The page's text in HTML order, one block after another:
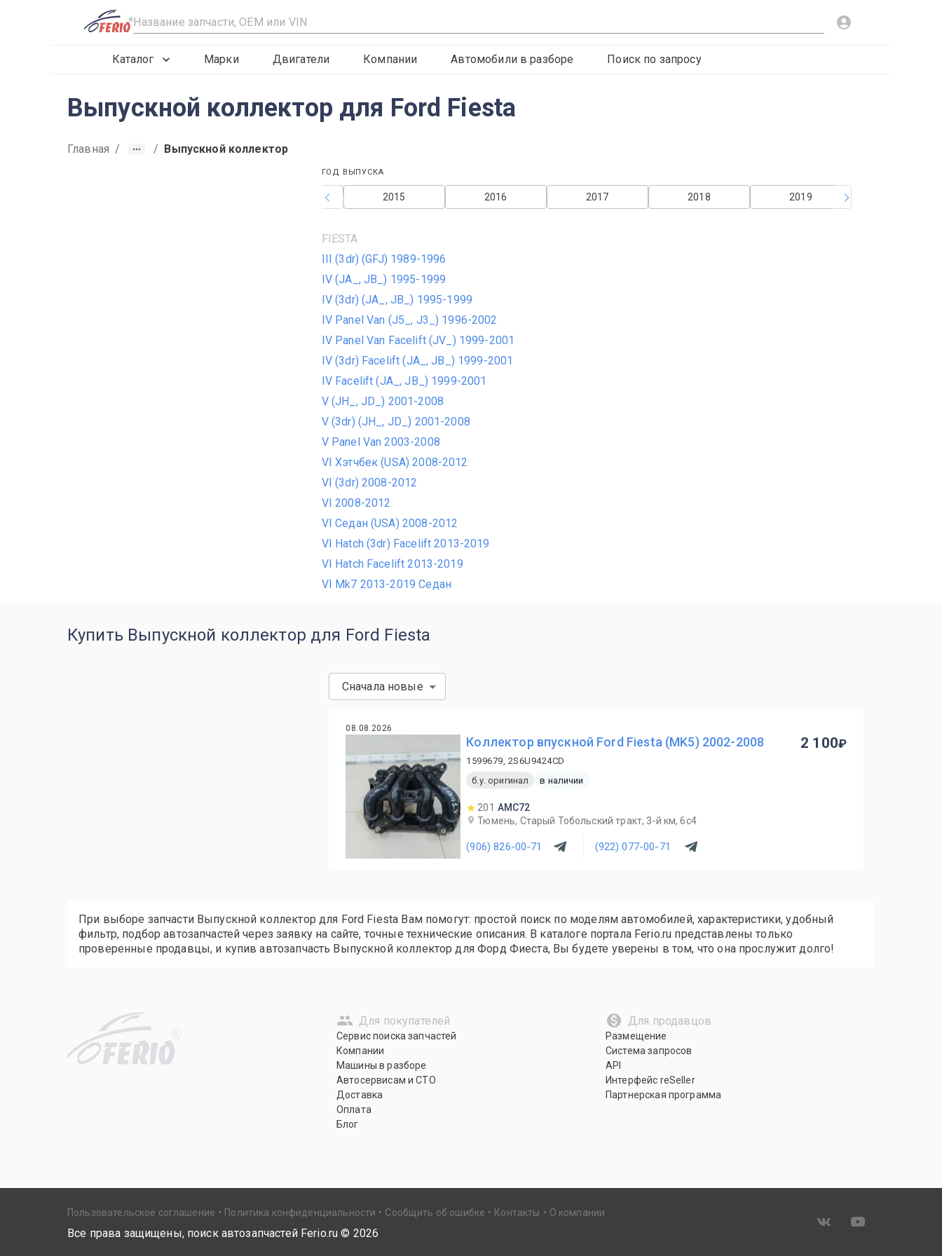
R
Каталог Марки Двигатели Компании Автомобили в разборе Поиск по запросу
Выпускной коллектор для Ford Fiesta
Главная / / Выпускной коллектор
ГОД ВЫПУСКА
2019
2018
2017
2016
2015
FIESTA
III (3dr) (GFJ) 1989-1996
IV (JA_, JB_) 1995-1999
IV (3dr) (JA_, JB_) 1995-1999
IV Panel Van (J5_, J3_) 1996-2002
IV Panel Van Facelift (JV_) 1999-2001
IV (3dr) Facelift (JA_, JB_) 1999-2001
IV Facelift (JA_, JB_) 1999-2001
V (JH_, JD_) 2001-2008
V (3dr) (JH_, JD_) 2001-2008
V Panel Van 2003-2008
VI Хэтчбек (USA) 2008-2012
VI (3dr) 2008-2012
VI 2008-2012
VI Седан (USA) 2008-2012
VI Hatch (3dr) Facelift 2013-2019
VI Hatch Facelift 2013-2019
VI Mk7 2013-2019 Седан
Купить Выпускной коллектор для Ford Fiesta
Сначала новые
08.08.2026
Коллектор впускной Ford Fiesta (MK5) 2002-2008
1599679, 2S6U9424CD
б.у. оригинал
в наличии
201 AMC72
Тюмень, Старый Тобольский тракт, 3-й км, 6с4
(906) 826-00-71 (922) 077-00-71
2 100
При выборе запчасти Выпускной коллектор для Ford Fiesta Вам помогут: простой поиск по моделям автомобилей, характеристики, удобный
фильтр, подбор автозапчастей через заявку на сайте, точные технические описания. В каталоге портала Ferio.ru представлены только
проверенные продавцы, и купив автозапчасть Выпускной коллектор для Форд Фиеста, Вы будете уверены в том, что она прослужит долго!
R
Для покупателей
Сервис поиска запчастей
Компании
Машины в разборе
Автосервисам и СТО
Доставка
Оплата
Блог
Для продавцов
Размещение
Система запросов
API
Интерфейс reSeller
Партнерская программа
Пользовательское соглашение Политика конфиденциальности Сообщить об ошибке Контакты О компании
Все права защищены, поиск автозапчастей Ferio.ru © 2026